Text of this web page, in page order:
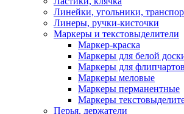
Линейки, угольники,
Линеры, ручки-кисточки
Маркеры и текстовыделители
Маркер-краска
Маркеры для белой
Маркеры для флипчартов
Маркеры меловые
Маркеры перманентные
Маркеры
Перья, держатели